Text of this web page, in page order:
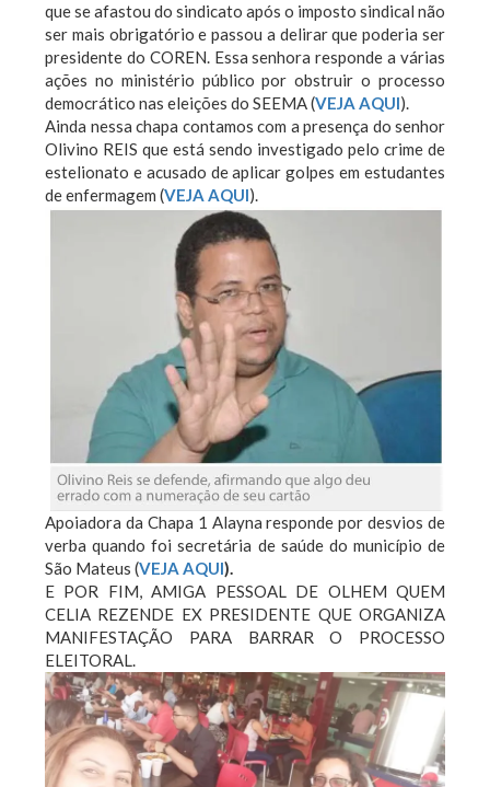
que se afastou do sindicato após o imposto sindical não
ser mais obrigatório e passou a delirar que poderia ser
presidente do COREN. Essa senhora responde a várias
ações no ministério público por obstruir o processo
democrático nas eleições do SEEMA (VEJA AQUI).
Ainda nessa chapa contamos com a presença do senhor
Olivino REIS que está sendo investigado pelo crime de
estelionato e acusado de aplicar golpes em estudantes
de enfermagem (VEJA AQUI).
Apoiadora da Chapa 1 Alayna responde por desvios de
verba quando foi secretária de saúde do município de
São Mateus (VEJA AQUI).
E POR FIM, AMIGA PESSOAL DE OLHEM QUEM
CELIA REZENDE EX PRESIDENTE QUE ORGANIZA
MANIFESTAÇÃO PARA BARRAR O PROCESSO
ELEITORAL.